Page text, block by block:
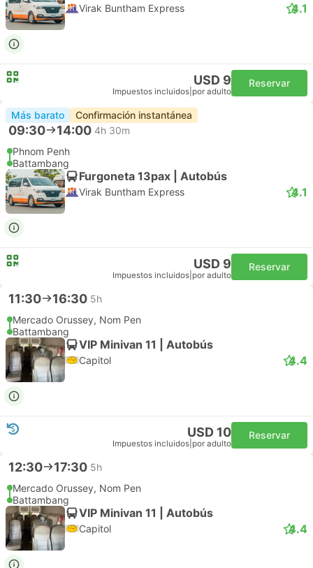
Virak Buntham Express 4.1
USD 9
Impuestos incluidos por adulto
Reservar
Más barato Confirmación instantánea
09:30 14:00 4h 30m
Phnom Penh
Battambang
Furgoneta 13pax | Autobús
Virak Buntham Express 4.1
USD 9
Impuestos incluidos por adulto
Reservar
11:30 16:30 5h
Mercado Orussey, Nom Pen
Battambang
VIP Minivan 11 | Autobús
Capitol 4.4
USD 10
Impuestos incluidos por adulto
Reservar
12:30 17:30 5h
Mercado Orussey, Nom Pen
Battambang
VIP Minivan 11 | Autobús
Capitol 4.4